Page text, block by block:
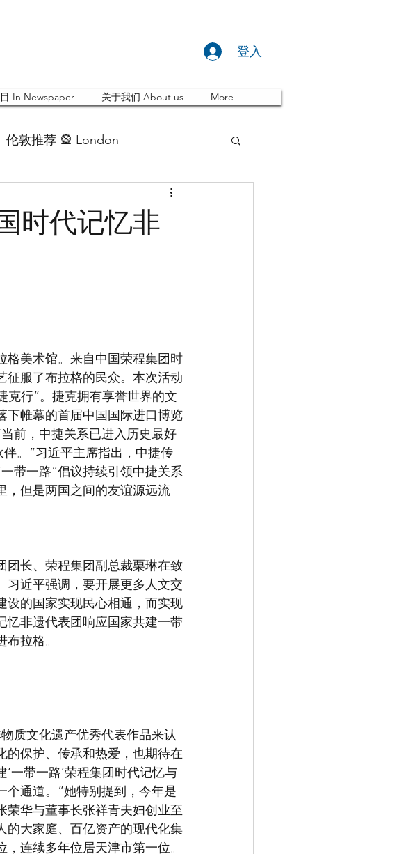
登入
In Newspaper 关于我们 About us More
伦敦推荐 🎡 London
时代记忆非
格美术馆。来自中国荣程集团时
征服了布拉格的民众。本次活动
克行”。捷克拥有享誉世界的文
下帷幕的首届中国国际进口博览
前，中捷关系已进入历史最好
伴。”习近平主席指出，中捷传
带一路”倡议持续引领中捷关系
，但是两国之间的友谊源远流
长、荣程集团副总裁栗琳在致
习近平强调，要开展更多人文交
设的国家实现民心相通，而实现
忆非遗代表团响应国家共建一带
拉格。
质文化遗产优秀代表作品来认
的保护、传承和热爱，也期待在
一带一路’荣程集团时代记忆与
个通道。”她特别提到，今年是
荣华与董事长张祥青夫妇创业至
的大家庭、百亿资产的现代化集
连续多年位居天津市第一位。